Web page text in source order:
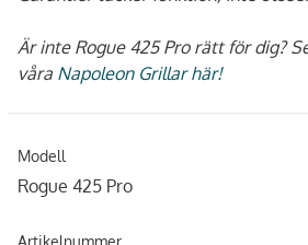
Är inte Rogue 425 Pro rätt för dig?
våra Napoleon Grillar här!
Modell
Rogue 425 Pro
Artikelnummer